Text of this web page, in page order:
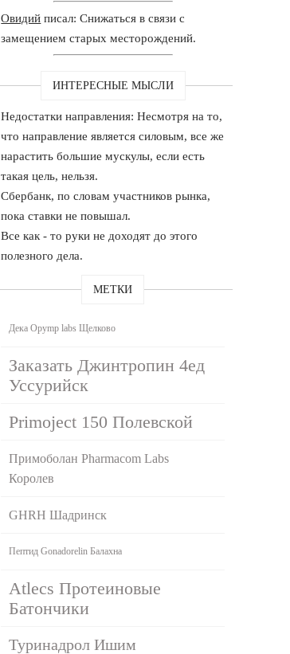
Овидий писал: Снижаться в связи с
замещением старых месторождений.
ИНТЕРЕСНЫЕ МЫСЛИ
Недостатки направления: Несмотря на то,
что направление является силовым, все же
нарастить большие мускулы, если есть
такая цель, нельзя.
Сбербанк, по словам участников рынка,
пока ставки не повышал.
Все как - то руки не доходят до этого
полезного дела.
МЕТКИ
Дека Opymp labs Щелково
Заказать Джинтропин 4ед
Уссурийск
Primoject 150 Полевской
Примоболан Pharmacom Labs
Королев
GHRH Шадринск
Пептид Gonadorelin Балахна
Atlecs Протеиновые
Батончики
Туринадрол Ишим